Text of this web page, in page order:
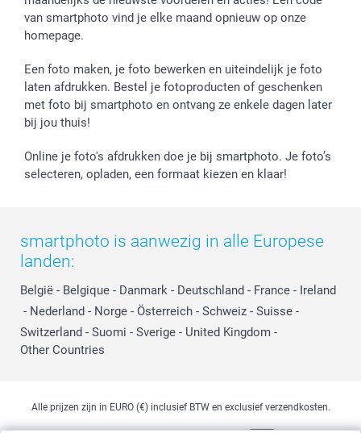
van smartphoto vind je elke maand opnieuw op onze
homepage.
Een foto maken, je foto bewerken en uiteindelijk je foto
laten afdrukken. Bestel je fotoproducten of geschenken
met foto bij smartphoto en ontvang ze enkele dagen later
bij jou thuis!
Online je foto's afdrukken doe je bij smartphoto. Je foto’s
selecteren, opladen, een formaat kiezen en klaar!
smartphoto is aanwezig in alle Europese
landen:
België - Belgique - Danmark - Deutschland - France - Ireland
- Nederland - Norge - Österreich - Schweiz - Suisse -
Switzerland - Suomi - Sverige - United Kingdom -
Other Countries
Alle prijzen zijn in EURO (€) inclusief BTW en exclusief verzendkosten.